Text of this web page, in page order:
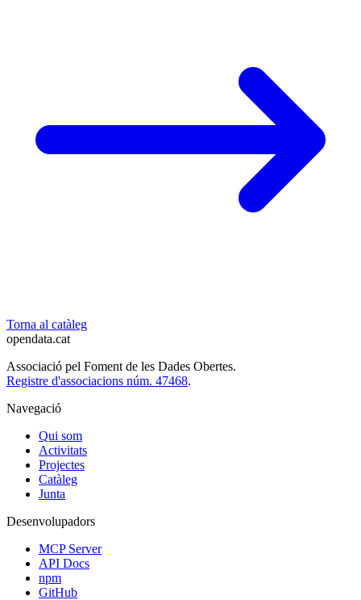
Torna al catàleg
opendata.cat
Associació pel Foment de les Dades Obertes.
Registre d'associacions núm. 47468.
Navegació
Qui som
Activitats
Projectes
Catàleg
Junta
Desenvolupadors
MCP Server
API Docs
npm
GitHub